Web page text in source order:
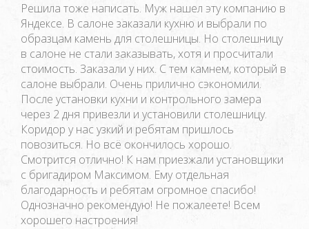
Решила тоже написать. Муж нашел эту компанию в
Яндексе. В салоне заказали кухню и выбрали по
образцам камень для столешницы. Но столешницу
в салоне не стали заказывать, хотя и просчитали
стоимость. Заказали у них. С тем камнем, который в
салоне выбрали. Очень прилично сэкономили.
После установки кухни и контрольного замера
через 2 дня привезли и установили столешницу.
Коридор у нас узкий и ребятам пришлось
повозиться. Но всё окончилось хорошо.
Смотрится отлично! К нам приезжали установщики
с бригадиром Максимом. Ему отдельная
благодарность и ребятам огромное спасибо!
Однозначно рекомендую! Не пожалеете! Всем
хорошего настроения!